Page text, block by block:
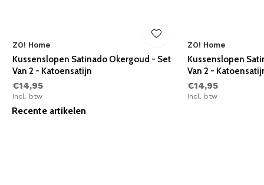
ZO! Home
Kussenslopen Satinado Okergoud - Set
Van 2 - Katoensatijn
€14,95
Incl. btw
ZO! Home
Kussenslopen
Van 2 -
€14,95
Incl. btw
Recente artikelen